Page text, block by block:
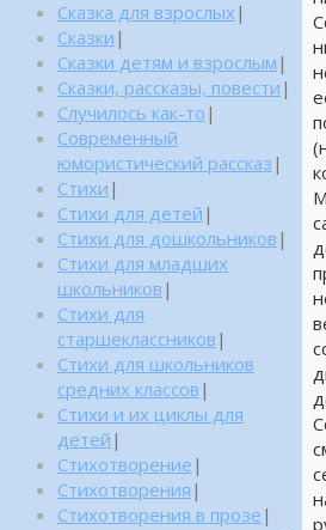
Сказка для взрослых |
Сказки |
Сказки детям и взрослым |
Сказки, рассказы, повести |
Случилось как-то |
Современный
юмористический рассказ |
Стихи |
Стихи для детей |
Стихи для дошкольников |
Стихи для младших
школьников |
Стихи для
старшеклассников |
Стихи для школьников
средних классов |
Стихи и их циклы для
детей |
Стихотворение |
Стихотворения |
Стихотворения в прозе |